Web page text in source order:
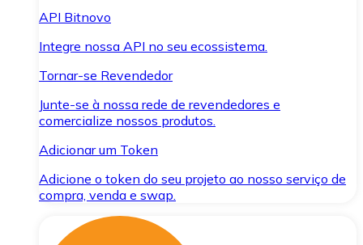
API Bitnovo
Integre nossa API no seu ecossistema.
Tornar-se Revendedor
Junte-se à nossa rede de revendedores e
comercialize nossos produtos.
Adicionar um Token
Adicione o token do seu projeto ao nosso serviço de
compra, venda e swap.